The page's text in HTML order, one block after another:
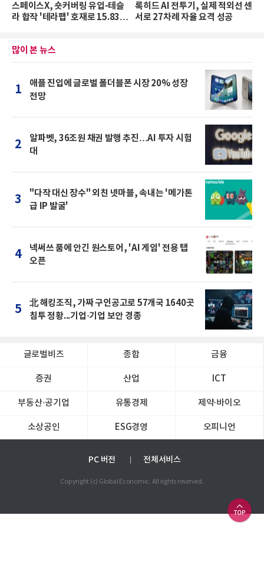
스페이스X, 숏커버링 유입-테슬
라 합작 '테라팹' 호재로 15.83%
록히드 AI 전투기, 실제 적외선 센
서로 27차례 자율 요격 성공
많이 본 뉴스
1
애플 진입에 글로벌 폴더블폰 시장 20% 성장
전망
2
알파벳, 36조원 채권 발행 추진…AI 투자 시험
대
3
"다작 대신 장수" 외친 넷마블, 속내는 '메가톤
급 IP 발굴'
4
넥써쓰 품에 안긴 원스토어, 'AI 게임' 전용 탭
오픈
5
北 해킹조직, 가짜 구인공고로 57개국 1640곳
침투 정황...기업·기업 보안 경종
글로벌비즈 종합 금융
증권 산업 ICT
부동산·공기업 유통경제 제약∙바이오
소상공인 ESG경영 오피니언
PC 버전 전체서비스
Copyright (c) Global Economic. All rights reserved.